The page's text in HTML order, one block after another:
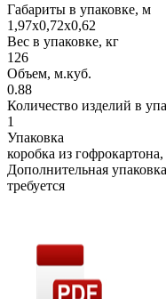
Габариты в упаковке, м
1,97х0,72х0,62
Вес в упаковке, кг
126
Объем, м.куб.
0.88
Количество изделий в
1
Упаковка
коробка из
Дополнительная упаковка
требуется